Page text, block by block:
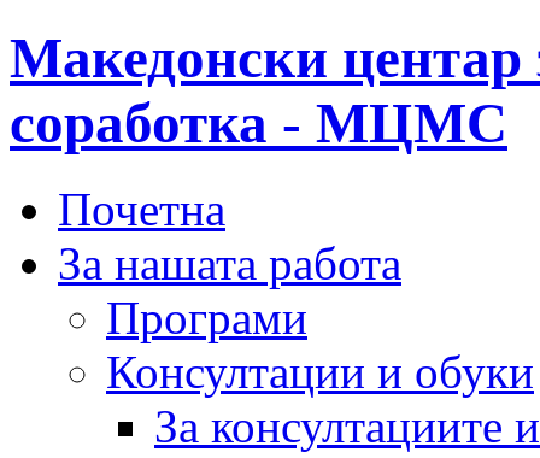
Македонски центар
соработка - МЦМС
Почетна
За нашата работа
Програми
Консултации и обуки
За консултациите